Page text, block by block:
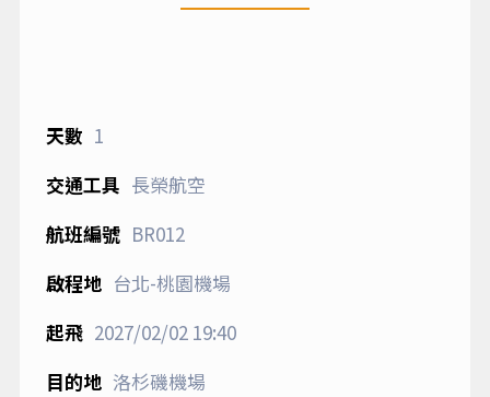
1
長榮航空
BR012
台北-桃園機場
2027/02/0219:40
洛杉磯機場